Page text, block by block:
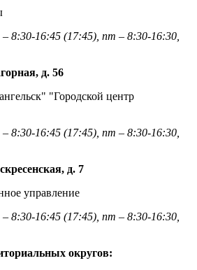
8:30-16:45 (17:45), пт – 8:30-16:30,
д. 56
"Городской центр
8:30-16:45 (17:45), пт – 8:30-16:30,
д. 7
управление
8:30-16:45 (17:45), пт – 8:30-16:30,
округов: